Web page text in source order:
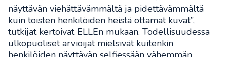
näyttävän viehättävämmältä ja pidettävämmältä
kuin toisten henkilöiden heistä ottamat kuvat”,
tutkijat kertoivat ELLEn mukaan. Todellisuudessa
ulkopuoliset arvioijat mielsivät kuitenkin